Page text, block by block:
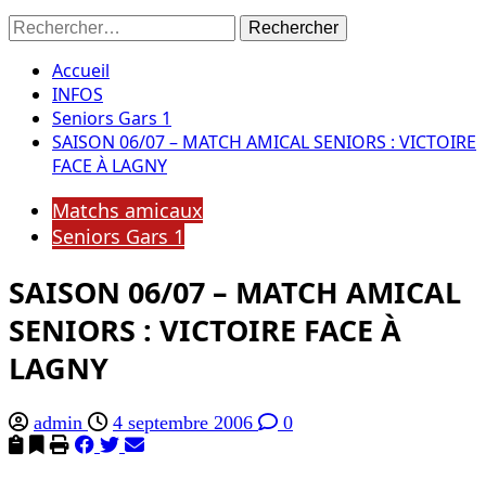
Rechercher :
Accueil
INFOS
Seniors Gars 1
SAISON 06/07 – MATCH AMICAL SENIORS : VICTOIRE
FACE À LAGNY
Matchs amicaux
Seniors Gars 1
SAISON 06/07 – MATCH AMICAL
SENIORS : VICTOIRE FACE À
LAGNY
admin 4 septembre 2006 0